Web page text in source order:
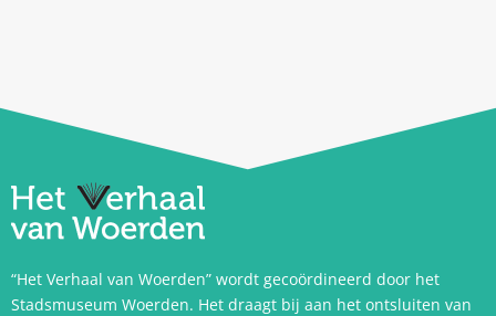
“Het Verhaal van Woerden” wordt gecoördineerd door het
Stadsmuseum Woerden. Het draagt bij aan het ontsluiten van